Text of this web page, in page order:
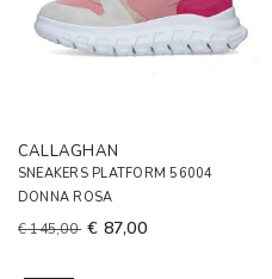
CALLAGHAN
SNEAKERS PLATFORM 56004
DONNA ROSA
€ 145,00 € 87,00